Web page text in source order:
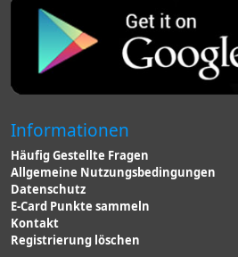
Informationen
Häufig Gestellte Fragen
Allgemeine Nutzungsbedingungen
Datenschutz
E-Card Punkte sammeln
Kontakt
Registrierung löschen